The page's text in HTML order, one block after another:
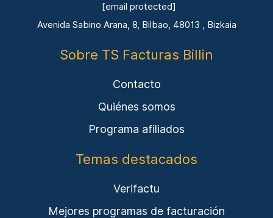
[email protected]
Avenida Sabino Arana, 8, Bilbao, 48013 , Bizkaia
Sobre TS Facturas Billin
Contacto
Quiénes somos
Programa afiliados
Temas destacados
Verifactu
Mejores programas de facturación